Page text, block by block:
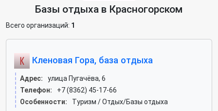
Базы отдыха в Красногорском
Всего организаций: 1
Кленовая Гора, база отдыха
Адрес:
улица Пугачёва, 6
Телефон:
+7 (8362) 45-17-66
Особенности:
Туризм / Отдых/Базы отдыха